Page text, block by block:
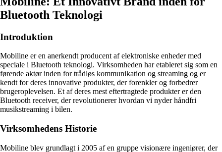
Bluetooth Teknologi
Introduktion
Mobiline er en anerkendt producent af elektroniske enheder med
speciale i Bluetooth teknologi. Virksomheden har etableret sig som en
førende aktør inden for trådløs kommunikation og streaming og er
kendt for deres innovative produkter, der forenkler og forbedrer
brugeroplevelsen. Et af deres mest eftertragtede produkter er den
Bluetooth receiver, der revolutionerer hvordan vi nyder håndfri
musikstreaming i bilen.
Virksomhedens Historie
Mobiline blev grundlagt i 2005 af en gruppe visionære ingeniører, der